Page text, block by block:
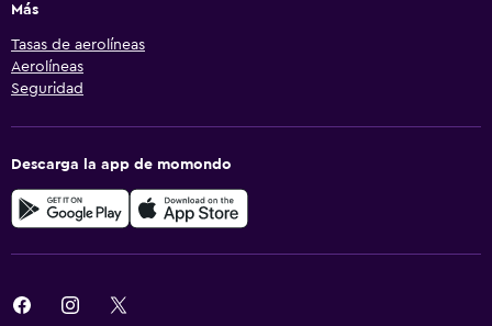
Más
Tasas de aerolíneas
Aerolíneas
Seguridad
Descarga la app de momondo